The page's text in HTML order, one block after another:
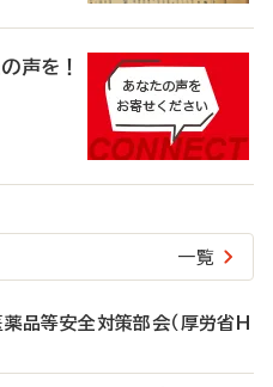
声を！
一覧
品等安全対策部会（厚労省H